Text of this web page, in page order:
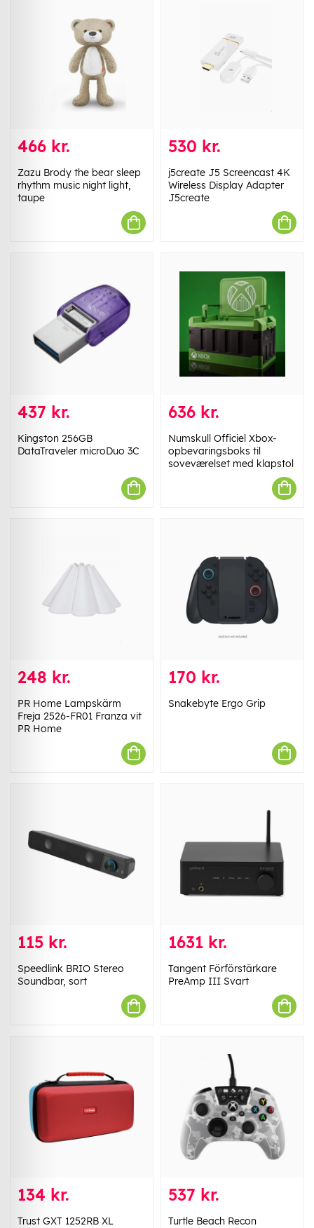
466 kr.
Zazu Brody the bear sleep
rhythm music night light,
taupe
530 kr.
j5create J5 Screencast 4K
Wireless Display Adapter
J5create
437 kr.
Kingston 256GB
DataTraveler microDuo 3C
636 kr.
Numskull Officiel Xbox-
opbevaringsboks til
soveværelset med klapstol
248 kr.
PR Home Lampskärm
Freja 2526-FR01 Franza vit
PR Home
170 kr.
Snakebyte Ergo Grip
115 kr.
Speedlink BRIO Stereo
Soundbar, sort
1631 kr.
Tangent Förförstärkare
PreAmp III Svart
134 kr.
Trust GXT 1252RB XL
537 kr.
Turtle Beach Recon